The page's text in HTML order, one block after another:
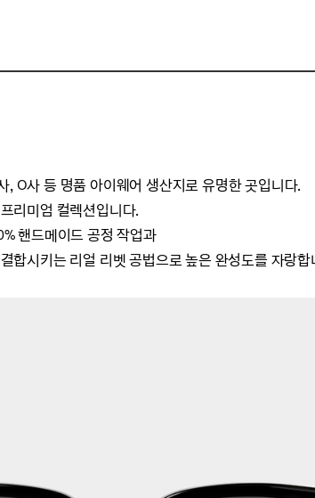
O사 등 명품 아이웨어 생산지로 유명한 곳입니다.
리미엄 컬렉션입니다.
핸드메이드 공정 작업과
합시키는 리얼 리벳 공법으로높은 완성도를 자랑합